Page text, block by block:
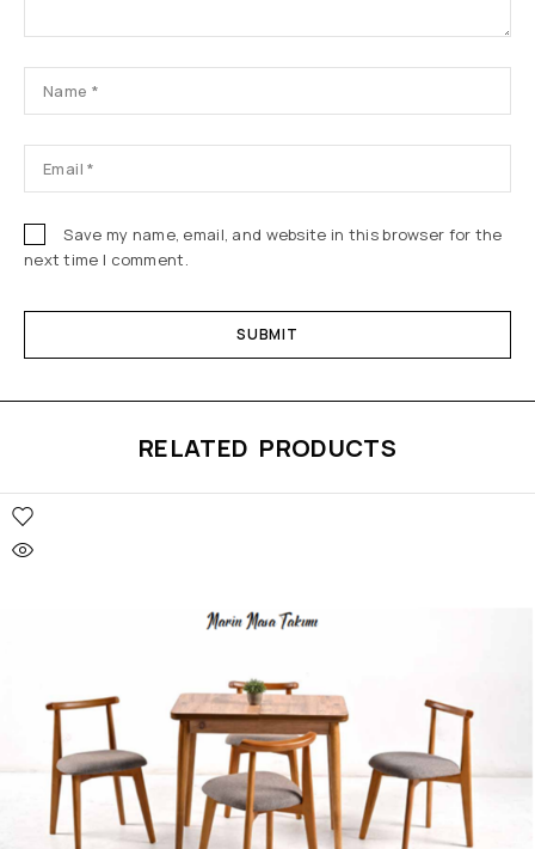
Save my name, email, and website in this browser for the
next time I comment.
RELATED PRODUCTS